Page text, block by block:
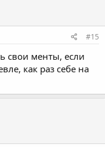
#15
свои менты, если
как раз себе на